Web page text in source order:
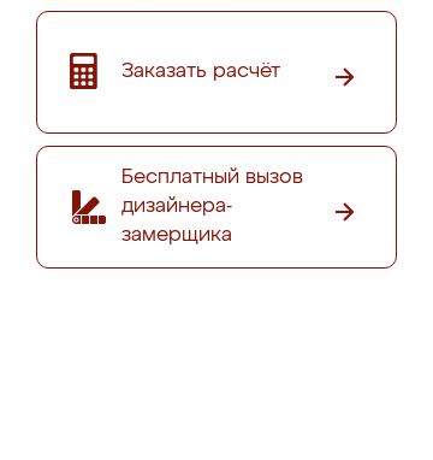
Заказать расчёт
Бесплатный вызов
дизайнера-
замерщика